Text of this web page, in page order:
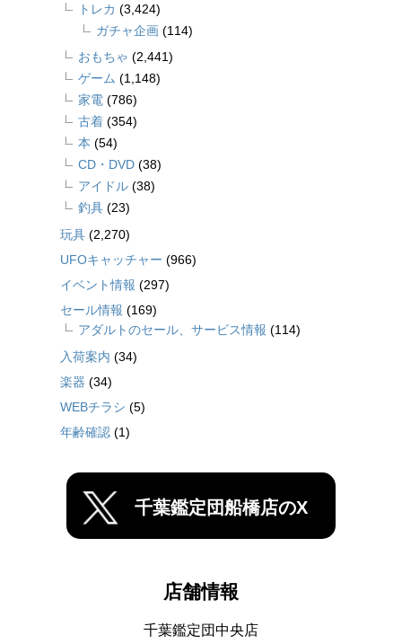
トレカ (3,424)
ガチャ企画 (114)
おもちゃ (2,441)
ゲーム (1,148)
家電 (786)
古着 (354)
本 (54)
CD・DVD (38)
アイドル (38)
釣具 (23)
玩具 (2,270)
UFOキャッチャー (966)
イベント情報 (297)
セール情報 (169)
アダルトのセール、サービス情報 (114)
入荷案内 (34)
楽器 (34)
WEBチラシ (5)
年齢確認 (1)
千葉鑑定団船橋店のX
店舗情報
千葉鑑定団中央店